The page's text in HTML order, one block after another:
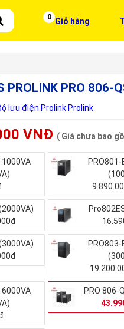
0 Giỏ hàng
PROLINK PRO 806-
lưu điện Prolink Prolink
VNĐ ( Giá chưa bao
1000VA
PRO801-
PRO803-
6000VA
PRO 806-